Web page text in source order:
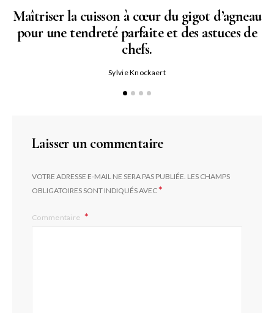
Maîtriser la cuisson à cœur du gigot d’agneau
pour une tendreté parfaite et des astuces de
chefs.
Sylvie Knockaert
Laisser un commentaire
VOTRE ADRESSE E-MAIL NE SERA PAS PUBLIÉE. LES CHAMPS
OBLIGATOIRES SONT INDIQUÉS AVEC*
Commentaire